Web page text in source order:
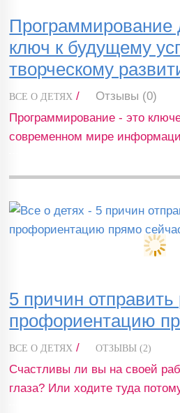
Программирование
ключ к будущему
творческому
ВСЕ О ДЕТЯХ /
Отзывы (0)
Программирование - это
современном мире
5 причин отправить
профориентацию
ВСЕ О ДЕТЯХ / ОТЗЫВЫ (2)
Счастливы ли вы на своей
глаза? Или ходите туда